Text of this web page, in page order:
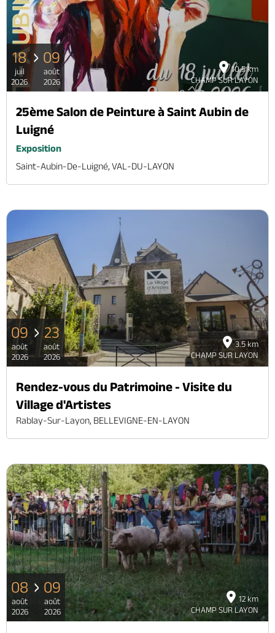
10.5 km
CHAMP SUR LAYON
18
juil
2026
09
août
2026
25ème Salon de Peinture à Saint Aubin de
Luigné
Exposition
Saint-Aubin-De-Luigné, VAL-DU-LAYON
3.5 km
CHAMP SUR LAYON
09
août
2026
23
août
2026
Rendez-vous du Patrimoine - Visite du
Village d'Artistes
Rablay-Sur-Layon, BELLEVIGNE-EN-LAYON
12 km
CHAMP SUR LAYON
08
août
2026
09
août
2026